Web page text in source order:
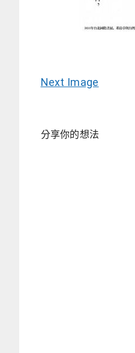
Next Image
分享你的想法